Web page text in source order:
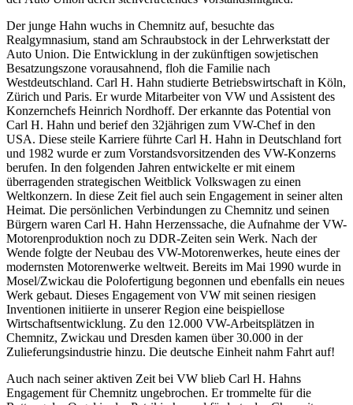
Der junge Hahn wuchs in Chemnitz auf, besuchte das
Realgymnasium, stand am Schraubstock in der Lehrwerkstatt der
Auto Union. Die Entwicklung in der zukünftigen sowjetischen
Besatzungszone vorausahnend, floh die Familie nach
Westdeutschland. Carl H. Hahn studierte Betriebswirtschaft in Köln,
Zürich und Paris. Er wurde Mitarbeiter von VW und Assistent des
Konzernchefs Heinrich Nordhoff. Der erkannte das Potential von
Carl H. Hahn und berief den 32jährigen zum VW-Chef in den
USA. Diese steile Karriere führte Carl H. Hahn in Deutschland fort
und 1982 wurde er zum Vorstandsvorsitzenden des VW-Konzerns
berufen. In den folgenden Jahren entwickelte er mit einem
überragenden strategischen Weitblick Volkswagen zu einen
Weltkonzern. In diese Zeit fiel auch sein Engagement in seiner alten
Heimat. Die persönlichen Verbindungen zu Chemnitz und seinen
Bürgern waren Carl H. Hahn Herzenssache, die Aufnahme der VW-
Motorenproduktion noch zu DDR-Zeiten sein Werk. Nach der
Wende folgte der Neubau des VW-Motorenwerkes, heute eines der
modernsten Motorenwerke weltweit. Bereits im Mai 1990 wurde in
Mosel/Zwickau die Polofertigung begonnen und ebenfalls ein neues
Werk gebaut. Dieses Engagement von VW mit seinen riesigen
Inventionen initiierte in unserer Region eine beispiellose
Wirtschaftsentwicklung. Zu den 12.000 VW-Arbeitsplätzen in
Chemnitz, Zwickau und Dresden kamen über 30.000 in der
Zulieferungsindustrie hinzu. Die deutsche Einheit nahm Fahrt auf!
Auch nach seiner aktiven Zeit bei VW blieb Carl H. Hahns
Engagement für Chemnitz ungebrochen. Er trommelte für die